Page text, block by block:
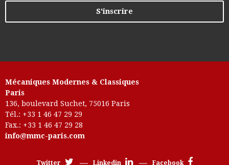
Mécaniques Modernes & Classiques
Paris
136, boulevard Suchet, 75016 Paris
Tél.: +33 1 46 47 29 29
Fax.: +33 1 46 47 29 28
info@mmc-paris.com
Twitter Linkedin Facebook